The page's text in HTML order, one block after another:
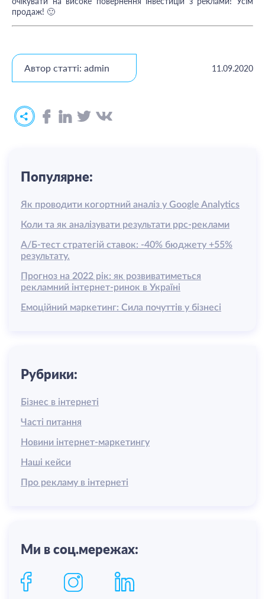
продаж! 🙂
Автор статті: admin 11.09.2020
Популярне:
Як проводити когортний аналіз у Google Analytics
Коли та як аналізувати результати ррс-реклами
А/Б-тест стратегій ставок: -40% бюджету +55%
результату.
Прогноз на 2022 рік: як розвиватиметься
рекламний інтернет-ринок в Україні
Емоційний маркетинг: Сила почуттів у бізнесі
Рубрики:
Бізнес в інтернеті
Часті питання
Новини інтернет-маркетингу
Наші кейси
Про рекламу в інтернеті
Ми в соц.мережах: